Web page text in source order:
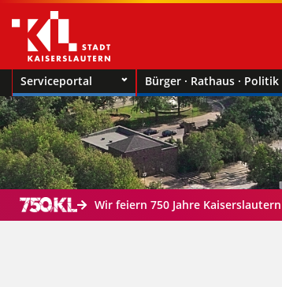
Serviceportal Bürger · Rathaus · Politik
Wir feiern 750 Jahre Kaiserslautern